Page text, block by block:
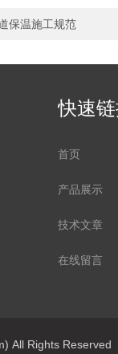
保温施工规范
快速
首页
产品展示
技术文章
在线留言
All Rights